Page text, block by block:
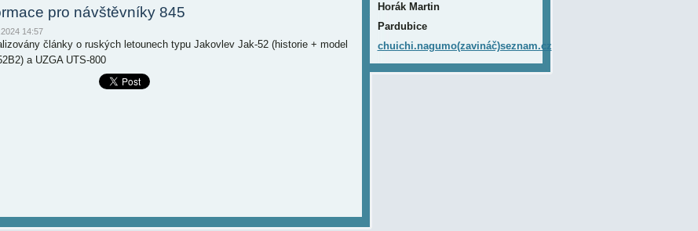
pro návštěvníky 845
14:57
články o ruských letounech typu Jakovlev Jak-52 (historie + model
a UZGA UTS-800
Horák Martin
Pardubice
chuichi.nagumo(zavináč)seznam.cz